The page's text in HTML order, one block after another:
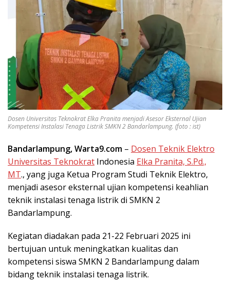
Dosen Universitas Teknokrat Elka Pranita menjadi Asesor Eksternal Ujian
Kompetensi Instalasi Tenaga Listrik SMKN 2 Bandarlampung. (foto : ist)
Bandarlampung, Warta9.com – Dosen Teknik Elektro
Universitas Teknokrat Indonesia Elka Pranita, S.Pd.,
MT., yang juga Ketua Program Studi Teknik Elektro,
menjadi asesor eksternal ujian kompetensi keahlian
teknik instalasi tenaga listrik di SMKN 2
Bandarlampung.
Kegiatan diadakan pada 21-22 Februari 2025 ini
bertujuan untuk meningkatkan kualitas dan
kompetensi siswa SMKN 2 Bandarlampung dalam
bidang teknik instalasi tenaga listrik.